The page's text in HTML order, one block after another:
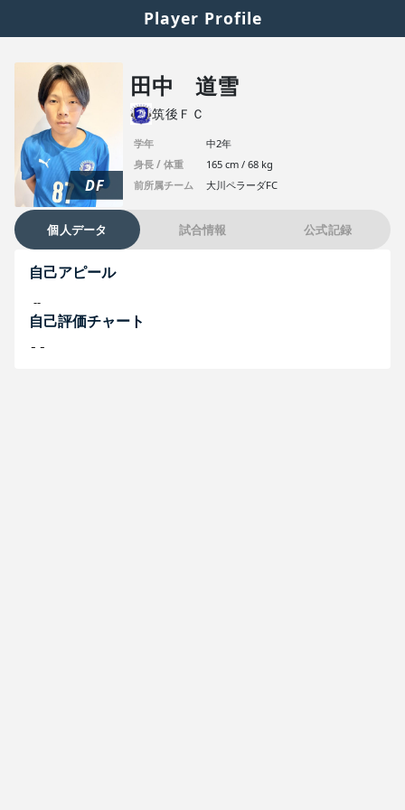
Player Profile
DF
田中 道雪
筑後ＦＣ
学年
中2年
身長 / 体重
165 cm / 68 kg
前所属チーム
大川ペラーダFC
個人データ 試合情報 公式記録
自己アピール
--
自己評価チャート
--